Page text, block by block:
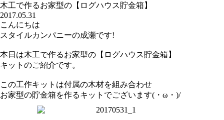
木工で作るお家型の【ログハウス貯金箱】
2017.05.31
こんにちは
スタイルカンパニーの成瀬です!
本日は木工で作るお家型の【ログハウス貯金箱】
キットのご紹介です。
この工作キットは付属の木材を組み合わせ
お家型の貯金箱を作るキットでございます(・ω・)/